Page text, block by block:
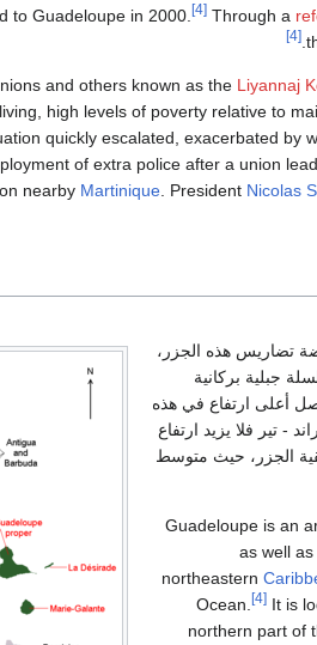
to Guadeloupe in 2000. [4] Through a
[4]
and others known as the Liyannaj
high levels of poverty relative to
quickly escalated, exacerbated by
of extra police after a union
nearby Martinique. President Nicolas
تضاريس هذه الجزر،
جبلية بركانية
أعلى ارتفاع في هذه
- تير فلا يزيد ارتفاع
سطح بقية الجزر، حيث متوسط
Guadeloupe is an
as well as
northeastern
Ocean.
[4] It is
northern part of